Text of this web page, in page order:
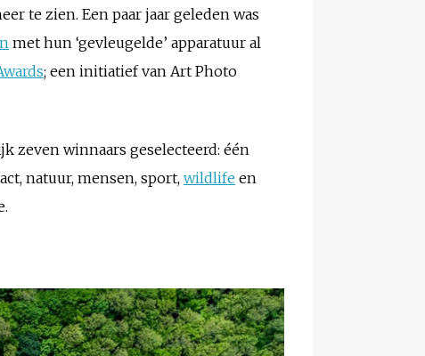
te zien. Een paar jaar geleden was
met hun ‘gevleugelde’ apparatuur al
; een initiatief van Art Photo
zeven winnaars geselecteerd: één
natuur, mensen, sport, wildlife en